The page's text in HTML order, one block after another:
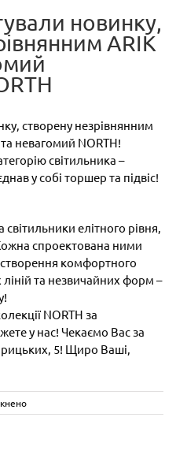
новинку,
ARIK
створену незрівнянним
невагомий NORTH!
світильника –
у собі торшер та підвіс!
елітного рівня,
спроектована ними
комфортного
ліній та незвичайних форм –
NORTH за
у нас! Чекаємо Вас за
5! Щиро Ваші,
до
VIBIA